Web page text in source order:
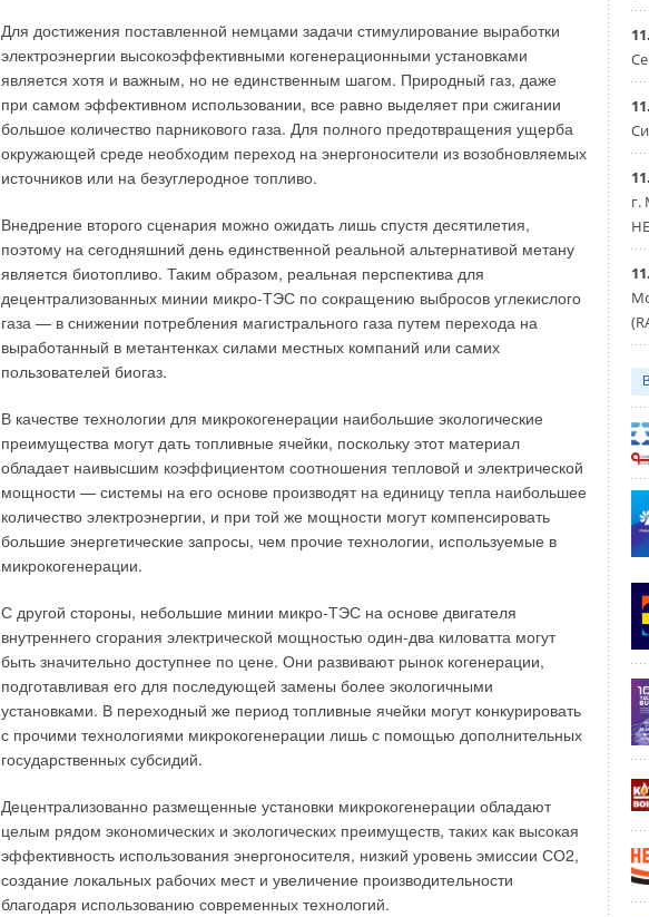
Для достижения поставленной немцами задачи стимулирование выработки
электроэнергии высокоэффективными когенерационными установками
является хотя и важным, но не единственным шагом. Природный газ, даже
при самом эффективном использовании, все равно выделяет при сжигании
большое количество парникового газа. Для полного предотвращения ущерба
окружающей среде необходим переход на энергоносители из возобновляемых
источников или на безуглеродное топливо.
Внедрение второго сценария можно ожидать лишь спустя десятилетия,
поэтому на сегодняшний день единственной реальной альтернативой метану
является биотопливо. Таким образом, реальная перспектива для
децентрализованных минии микро-ТЭС по сокращению выбросов углекислого
газа — в снижении потребления магистрального газа путем перехода на
выработанный в метантенках силами местных компаний или самих
пользователей биогаз.
В качестве технологии для микрокогенерации наибольшие экологические
преимущества могут дать топливные ячейки, поскольку этот материал
обладает наивысшим коэффициентом соотношения тепловой и электрической
мощности — системы на его основе производят на единицу тепла наибольшее
количество электроэнергии, и при той же мощности могут компенсировать
большие энергетические запросы, чем прочие технологии, используемые в
микрокогенерации.
С другой стороны, небольшие минии микро-ТЭС на основе двигателя
внутреннего сгорания электрической мощностью один-два киловатта могут
быть значительно доступнее по цене. Они развивают рынок когенерации,
подготавливая его для последующей замены более экологичными
установками. В переходный же период топливные ячейки могут конкурировать
с прочими технологиями микрокогенерации лишь с помощью дополнительных
государственных субсидий.
Децентрализованно размещенные установки микрокогенерации обладают
целым рядом экономических и экологических преимуществ, таких как высокая
эффективность использования энергоносителя, низкий уровень эмиссии СО2,
создание локальных рабочих мест и увеличение производительности
благодаря использованию современных технологий.
г.
Технические условия (ТУ) являются частью нормативной базы подтверждения
соответствия продукции и не могут противоречить требованиям технических
регламентов межгосударственных и государственных стандартов на
продукцию. Именно он обеспечивает потребителю гарантии качества. Так,
чтобы удостовериться в потребительских качествах товара, эксперты
воспроизводят во время сертификационных испытаний условия эксплуатации
изделия.
Затем, чтобы присвоить товару тот или иной сорт (по шкале — от высшего до
третьего сорта), проверяется количество допустимых дефектов посредством
механического воздействия на продукцию. И если для первого сорта при
прохождении «краш-теста» допускается два вида брака, для второго — три,
для третьего — пять, то высший сорт никаких дефектов иметь не должен.
Кстати, унитазы, умывальники и другие фарфоровые, полуфарфоровые,
фаянсовые изделия, по словам Геннадия Николаевича, проверяются на
Для этого образец устанавливается на деревянное основание и
простукивается деревянным молотком. При наличии трещин — специалист
услышит дребезжащий звук. Наряду с этим проверяется механическая,
термическая и химическая прочность покрытия сантехнического
оборудования. По окончании исследований эксперты составляют протокол, в
котором прописываются потребительские свойства товара и их соответствие
В процессе сертификации чугунных ванн, например, эксперты в обязательном
порядке сверяют их на предмет соответствия одному из размеров,
прописанных в ГОСТ. Далее, на основании представленных протоколов
лабораторных испытаний, а также в зависимости от заявки и принятой схемы
сертификации специалист по сертификации аккредитованного органа
оформляет сертификат соответствия.
Срок действия добровольного ГОСТ Р на сантехнику составляет до трех лет.
Кроме того, при планировании экспортных поставок сантехники
отечественным производителям необходимо получить сертификат
происхождения, который оформляет Торгово-промышленная палата
Российской Федерации. Примечательно, что форма указанного сертификата